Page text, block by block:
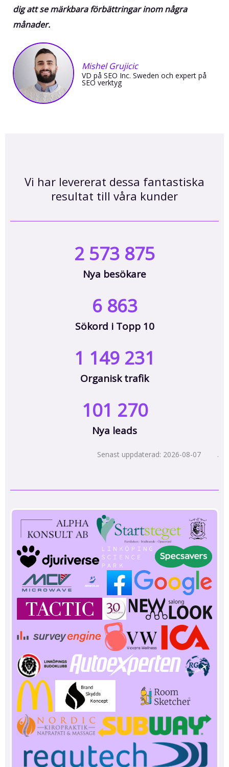
dig att se märkbara förbättringar inom några
månader.
Mishel Grujicic
VD på SEO Inc. Sweden och expert på
SEO verktyg
Vi har levererat dessa fantastiska
resultat till våra kunder
Nya besökare
2 573 875
Sökord i Topp 10
6 863
Organisk trafik
1 149 231
Nya leads
101 270
Senast uppdaterad: 2026-08-07 .